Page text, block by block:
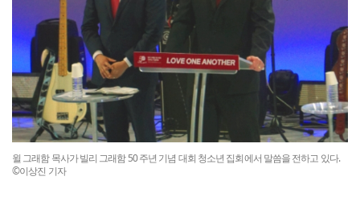
윌 그래함 목사가 빌리 그래함 50 주년 기념 대회 청소년 집회에서 말씀을 전하고 있다.
©이상진 기자